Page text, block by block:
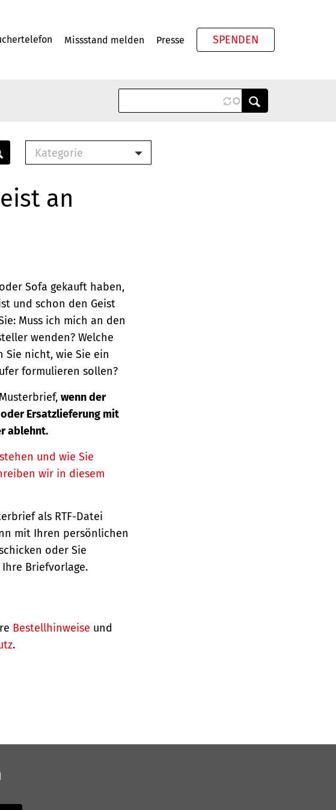
Missstand melden Presse SPENDEN
Kategorie
E-Broschüre (PDF)
an
Sofa gekauft haben,
und schon den Geist
Muss ich mich an den
wenden? Welche
Sie nicht, wie Sie ein
formulieren sollen?
wenn der
Ersatzlieferung mit
ablehnt.
und wie Sie
wir in diesem
als RTF-Datei
mit Ihren persönlichen
oder Sie
Briefvorlage.
Bestellhinweise und
.